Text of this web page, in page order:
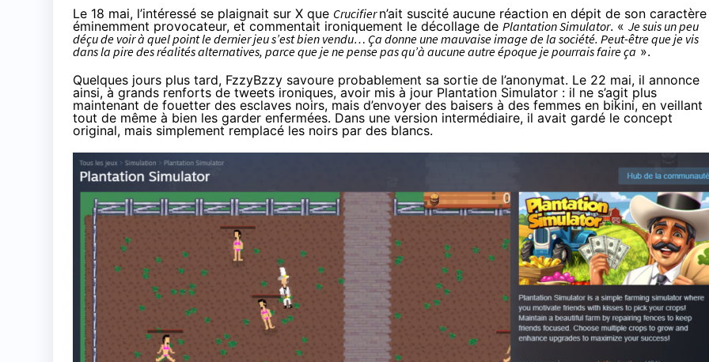
Le 18 mai, l’intéressé se plaignait sur X que Crucifiern’ait suscité aucune réaction en dépit de son caractère
éminemment provocateur, et commentait ironiquement le décollage de Plantation Simulator. « Je suis un peu
déçu de voir à quel point le dernier jeu s’est bien vendu… Ça donne une mauvaise image de la société. Peut-être que je vis
dans la pire des réalités alternatives, parce que je ne pense pas qu’à aucune autre époque je pourrais faire ça ».
Quelques jours plus tard, FzzyBzzy savoure probablement sa sortie de l’anonymat. Le 22 mai, il annonce
ainsi, à grands renforts de tweets ironiques, avoir mis à jour Plantation Simulator : il ne s’agit plus
maintenant de fouetter des esclaves noirs, mais d’envoyer des baisers à des femmes en bikini, en veillant
tout de même à bien les garder enfermées. Dans une version intermédiaire, il avait gardé le concept
original, mais simplement remplacé les noirs par des blancs.